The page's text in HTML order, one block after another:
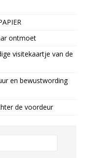
ontmoet
visitekaartje van de
en bewustwording
de voordeur